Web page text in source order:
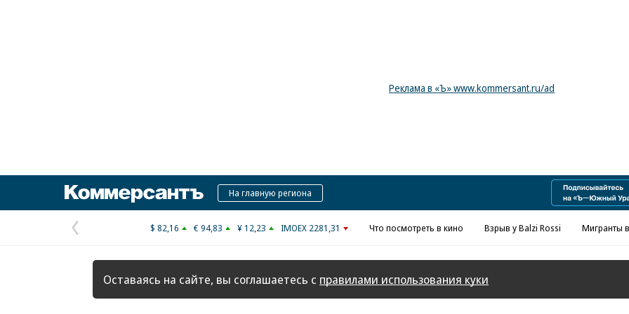
Реклама в «Ъ» www.kommersant.ru/ad
КоммерсантъНа главную региона
Предыдущая
страница
$ 82,16 € 94,83 ¥ 12,23 IMOEX 2281,31 Что посмотреть в кино Взрыв у Balzi Rossi Мигранты
Оставаясь на сайте, вы соглашаетесь с правилами использования куки